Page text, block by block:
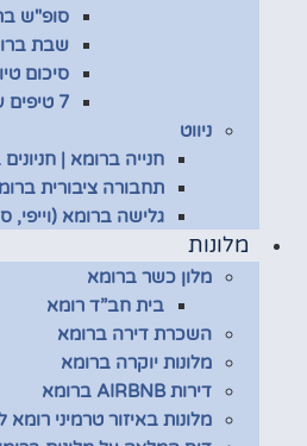
סופ"ש
שבת
סיכום
7 טיפים על רומא בתקופת הקורונה לטובת שומרי כשרות
ניווט
חנייה ברומא |
תחבורה ציבורית
גלישה ברומא (וייפי,
מלונות
מלון כשר ברומא
בית חב”ד רומא
השכרת דירה ברומא
מלונות יוקרה ברומא
דירות AIRBNB ברומא
מלונות באיזור טרמיני